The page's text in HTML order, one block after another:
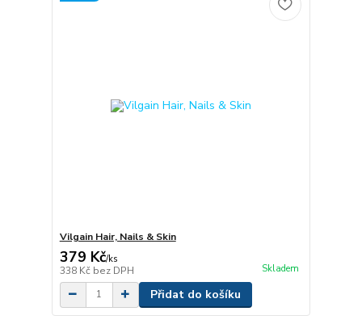
Vilgain Hair, Nails & Skin
379 Kč/ks
338 Kč bez DPH Skladem
Přidat do košíku